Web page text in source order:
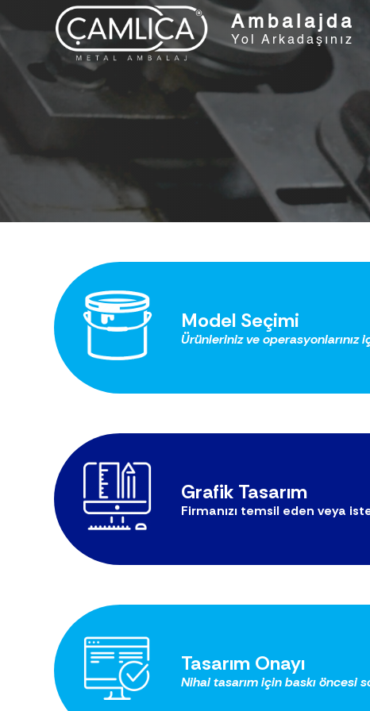
Ambalajda
Yol Arkadaşınız
Model Seçimi
Ürünleriniz ve
Grafik Tasarım
Firmanızı temsil eden veya
Tasarım Onayı
Nihai tasarım için baskı öncesi